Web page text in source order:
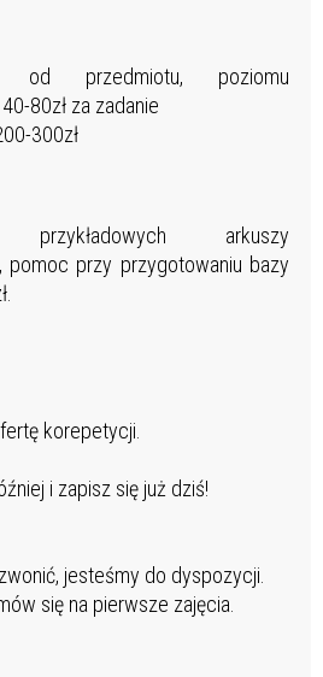
od przedmiotu, poziomu
80zł za zadanie
300zł
przykładowych arkuszy
pomoc przy przygotowaniu bazy
korepetycji.
i zapisz się już dziś!
jesteśmy do dyspozycji.
się na pierwsze zajęcia.